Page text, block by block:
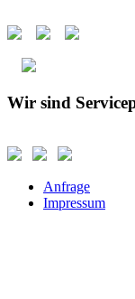
Wir sind
Anfrage
Impressum